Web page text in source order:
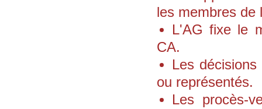
les membres de
L'AG fixe le
CA.
Les
ou représentés.
Les procès-